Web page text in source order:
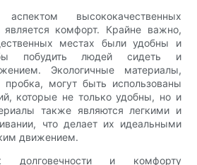
высококачественных
комфорт. Крайне важно,
местах были удобны и
побудить людей сидеть и
Экологичные материалы,
могут быть использованы
которые не только удобны, но и
также являются легкими и
что делает их идеальными
движением.
и комфорту